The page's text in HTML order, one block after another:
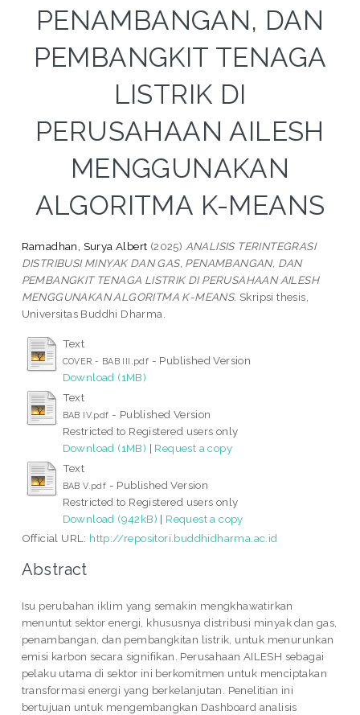
PENAMBANGAN, DAN
PEMBANGKIT TENAGA
LISTRIK DI
PERUSAHAAN AILESH
MENGGUNAKAN
ALGORITMA K-MEANS
Ramadhan, Surya Albert (2025) ANALISIS TERINTEGRASI
DISTRIBUSI MINYAK DAN GAS, PENAMBANGAN, DAN
PEMBANGKIT TENAGA LISTRIK DI PERUSAHAAN AILESH
MENGGUNAKAN ALGORITMA K-MEANS. Skripsi thesis,
Universitas Buddhi Dharma.
Text
COVER - BAB III.pdf - Published Version
Download (1MB)
Text
BAB IV.pdf - Published Version
Restricted to Registered users only
Download (1MB) | Request a copy
Text
BAB V.pdf - Published Version
Restricted to Registered users only
Download (942kB) | Request a copy
Official URL: http://repositori.buddhidharma.ac.id
Abstract
Isu perubahan iklim yang semakin mengkhawatirkan
menuntut sektor energi, khususnya distribusi minyak dan gas,
penambangan, dan pembangkitan listrik, untuk menurunkan
emisi karbon secara signifikan. Perusahaan AILESH sebagai
pelaku utama di sektor ini berkomitmen untuk menciptakan
transformasi energi yang berkelanjutan. Penelitian ini
bertujuan untuk mengembangkan Dashboard analisis